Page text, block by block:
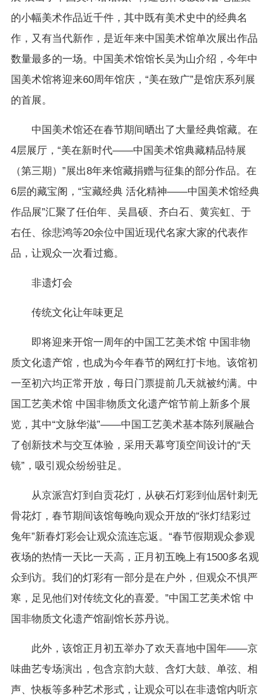
的小幅美术作品近千件，其中既有美术史中的经典名
作，又有当代新作，是近年来中国美术馆单次展出作品
数量最多的一场。中国美术馆馆长吴为山介绍，今年中
国美术馆将迎来60周年馆庆，“美在致广”是馆庆系列展
的首展。
中国美术馆还在春节期间晒出了大量经典馆藏。在
4层展厅，“美在新时代——中国美术馆典藏精品特展
（第三期）”展出8年来馆藏捐赠与征集的部分作品。在
6层的藏宝阁，“宝藏经典 活化精神——中国美术馆经典
作品展”汇聚了任伯年、吴昌硕、齐白石、黄宾虹、于
右任、徐悲鸿等20余位中国近现代名家大家的代表作
品，让观众一次看过瘾。
非遗灯会
传统文化让年味更足
即将迎来开馆一周年的中国工艺美术馆 中国非物
质文化遗产馆，也成为今年春节的网红打卡地。该馆初
一至初六均正常开放，每日门票提前几天就被约满。中
国工艺美术馆 中国非物质文化遗产馆节前上新多个展
览，其中“文脉华滋”——中国工艺美术基本陈列展融合
了创新技术与交互体验，采用天幕穹顶空间设计的“天
镜”，吸引观众纷纷驻足。
从京派宫灯到自贡花灯，从硖石灯彩到仙居针刺无
骨花灯，春节期间该馆每晚向观众开放的“张灯结彩过
兔年”新春灯彩会让观众流连忘返。“春节假期观众参观
夜场的热情一天比一天高，正月初五晚上有1500多名观
众到访。我们的灯彩有一部分是在户外，但观众不惧严
寒，足见他们对传统文化的喜爱。”中国工艺美术馆 中
国非物质文化遗产馆副馆长苏丹说。
此外，该馆正月初五举办了欢天喜地中国年——京
味曲艺专场演出，包含京韵大鼓、含灯大鼓、单弦、相
声、快板等多种艺术形式，让观众可以在非遗馆内听京